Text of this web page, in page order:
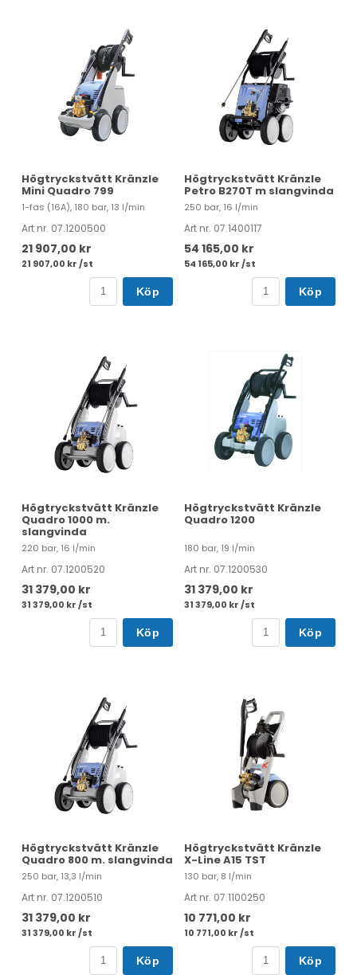
Högtryckstvätt Kränzle
Mini Quadro 799
1-fas (16A), 180 bar, 13 l/min
Art nr. 07.1200500
21 907,00 kr
21 907,00 kr /st
Köp
Högtryckstvätt Kränzle
Petro B270T m slangvinda
250 bar, 16 l/min
Art nr. 07.1400117
54 165,00 kr
54 165,00 kr /st
Köp
Högtryckstvätt Kränzle
Quadro 1000 m.
slangvinda
220 bar, 16 l/min
Art nr. 07.1200520
31 379,00 kr
31 379,00 kr /st
Köp
Högtryckstvätt Kränzle
Quadro 1200
180 bar, 19 l/min
Art nr. 07.1200530
31 379,00 kr
31 379,00 kr /st
Köp
Högtryckstvätt Kränzle
Quadro 800 m. slangvinda
250 bar, 13,3 l/min
Art nr. 07.1200510
31 379,00 kr
31 379,00 kr /st
Köp
Högtryckstvätt Kränzle
X-Line A15 TST
130 bar, 8 l/min
Art nr. 07.1100250
10 771,00 kr
10 771,00 kr /st
Köp